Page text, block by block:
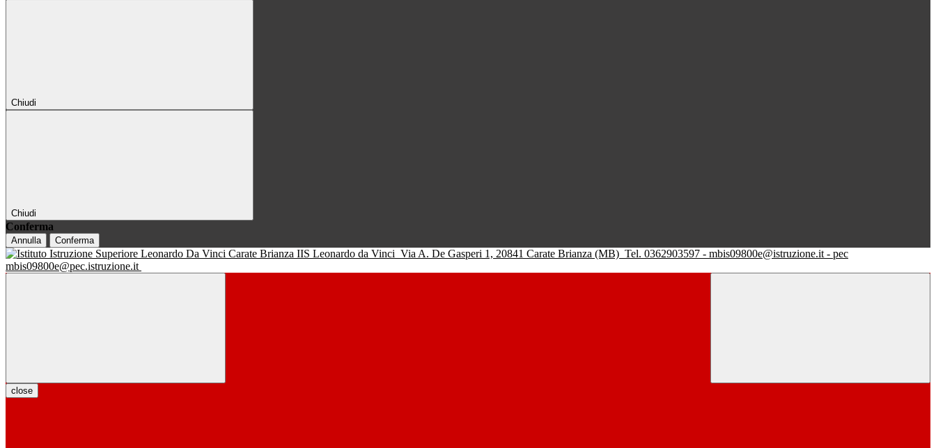
Chiudi
Chiudi
Conferma
Annulla Conferma
IIS Leonardo da Vinci Via A. De Gasperi 1, 20841 Carate Brianza (MB) Tel. 0362903597 - mbis09800e@istruzione.it - pec
mbis09800e@pec.istruzione.it
close